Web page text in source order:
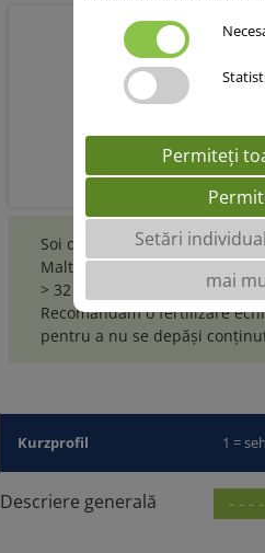
Soi de orz de primăvară
Malteurs de France.
> 32 boabe pe spic. La
Recomandăm o fertilizare
pentru a nu se depăși
Kurzprofil 1 =
Descriere generală - - - -
Permiteți
Setări
mai